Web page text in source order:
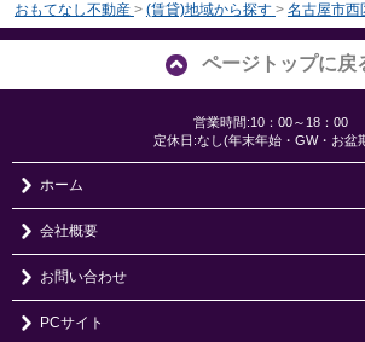
おもてなし不動産 > (賃貸)地域から探す > 名古屋市西
ページトップに戻
営業時間:10：00～18：00
定休日:なし(年末年始・GW・お盆
ホーム
会社概要
お問い合わせ
PCサイト